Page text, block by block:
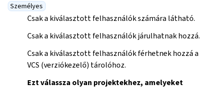
Személyes
Csak a kiválasztott felhasználók számára látható.
Csak a kiválasztott felhasználók járulhatnak hozzá.
Csak a kiválasztott felhasználók férhetnek hozzá a
VCS (verziókezelő) tárolóhoz.
Ezt válassza olyan projektekhez, amelyeket